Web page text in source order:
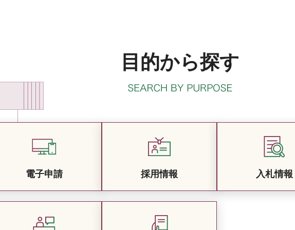
目的から探す
電子申請 採用情報 入札情報